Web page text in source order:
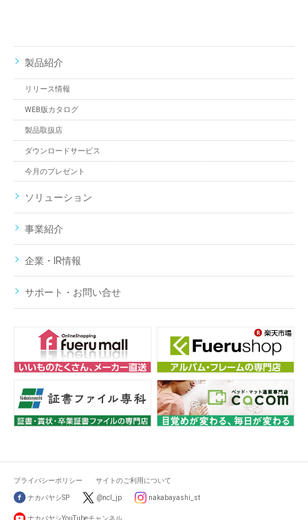
製品紹介
リリース情報
WEB版カタログ
製品取扱店
ダウンロードサービス
今月のプレゼント
ソリューション
事業紹介
企業・IR情報
サポート・お問い合せ
プライバシーポリシー サイトのご利用について
ナカバヤシSP @ncl_jp nakabayashi_st
ナカバヤシYouTubeチャンネル